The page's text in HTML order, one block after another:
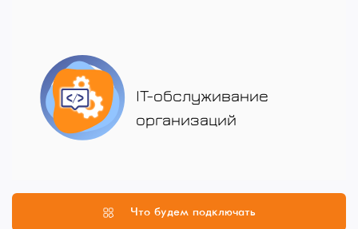
IT-обслуживание
организаций
Что будем подключать